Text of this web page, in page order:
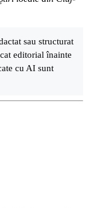
sau structurat
editorial înainte
cu AI sunt